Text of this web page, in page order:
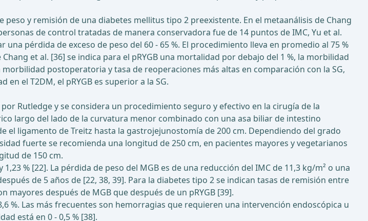
y remisión de una diabetes mellitus tipo 2 preexistente. En el metaanálisis de Chang
de control tratadas de manera conservadora fue de 14 puntos de IMC, Yu et al.
pérdida de exceso de peso del 60 - 65 %. El procedimiento lleva en promedio al 75 %
et al. [36] se indica para el pRYGB una mortalidad por debajo del 1 %, la morbilidad
postoperatoria y tasa de reoperaciones más altas en comparación con la SG,
el T2DM, el pRYGB es superior a la SG.
Rutledge y se considera un procedimiento seguro y efectivo en la cirugía de la
largo del lado de la curvatura menor combinado con una asa biliar de intestino
ligamento de Treitz hasta la gastrojejunostomía de 200 cm. Dependiendo del grado
fuerte se recomienda una longitud de 250 cm, en pacientes mayores y vegetarianos
de 150 cm.
% [22]. La pérdida de peso del MGB es de una reducción del IMC de 11,3 kg/m² o una
de 5 años de [22, 38, 39]. Para la diabetes tipo 2 se indican tasas de remisión entre
mayores después de MGB que después de un pRYGB [39].
%. Las más frecuentes son hemorragias que requieren una intervención endoscópica u
está en 0 - 0,5 % [38].